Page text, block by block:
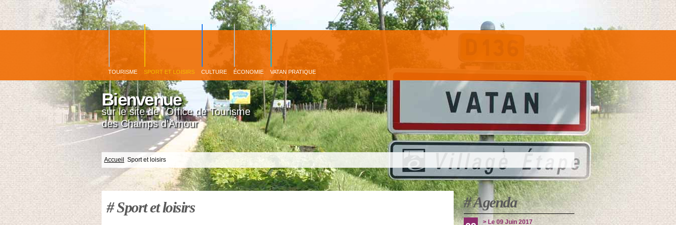
principal
TOURISME SPORT ET LOISIRS CULTURE ÉCONOMIE VATAN PRATIQUE
Bienvenue
sur le site de l'Office de Tourisme
des Champs d'Amour
Accueil Sport et loisirs
# Sport et loisirs # Agenda
> Le 09 Juin 2017